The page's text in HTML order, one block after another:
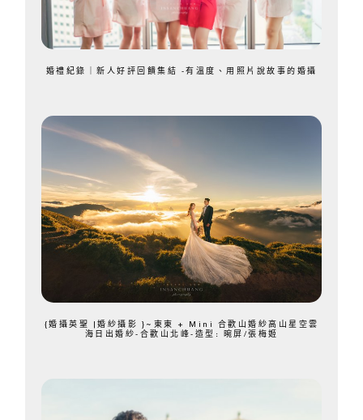
婚禮紀錄｜新人好評回饋集結 -有溫度、用照片說故事的婚攝
{婚攝英聖 |婚紗攝影 }~東東 + Mini 合歡山婚紗高山星空雲
海日出婚紗-合歡山北峰-造型: 晼屏/張梅姬